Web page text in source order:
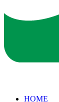
HOME